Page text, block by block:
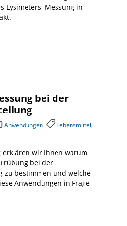
Lysimeters, Messung in
bei der
Anwendungen Lebensmittel,
erklären wir Ihnen warum
bei der
zu bestimmen und welche
Anwendungen in Frage